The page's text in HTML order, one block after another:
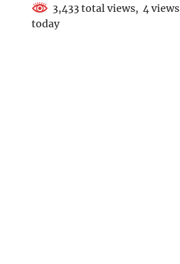
3,433 total views, 4 views
today